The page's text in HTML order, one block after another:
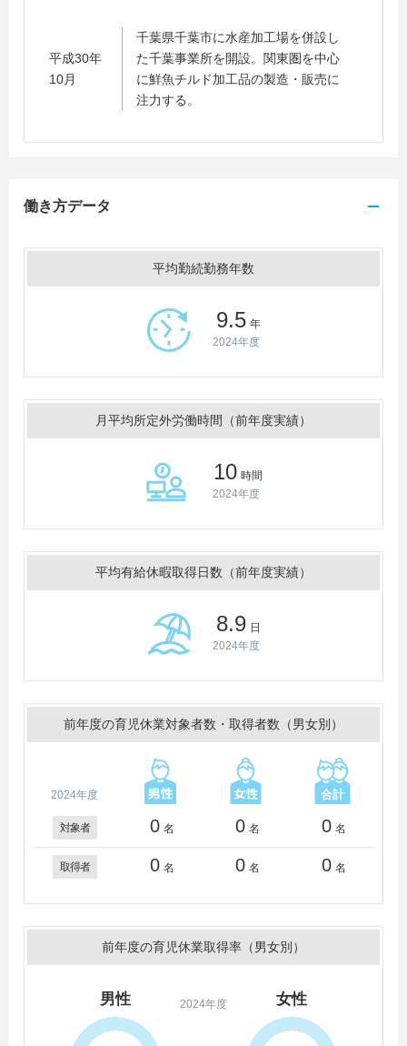
平成30年
10月
千葉県千葉市に水産加工場を併設し
た千葉事業所を開設。関東圏を中心
に鮮魚チルド加工品の製造・販売に
注力する。
働き方データ
平均勤続勤務年数
9.5 年
2024年度
月平均所定外労働時間（前年度実績）
10 時間
2024年度
平均有給休暇取得日数（前年度実績）
8.9 日
2024年度
前年度の育児休業対象者数・取得者数（男女別）
2024年度
対象者 0 名 0 名 0 名
取得者 0 名 0 名 0 名
前年度の育児休業取得率（男女別）
2024年度
男性 女性